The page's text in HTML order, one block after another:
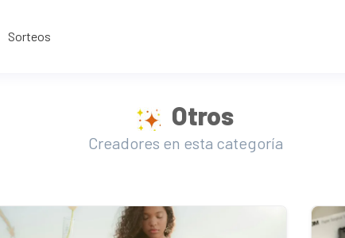
Sorteos
Otros
Creadores en esta categoría